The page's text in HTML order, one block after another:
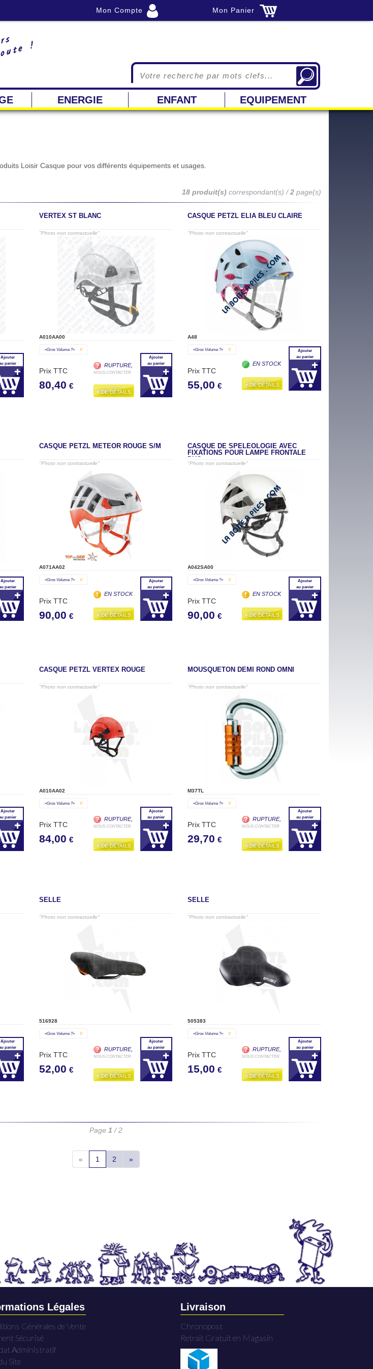
Mon Compte Mon Panier
!
ENERGIE ENFANT EQUIPEMENT
Loisir Casque pour vos différents équipements et usages.
18 produit(s) correspondant(s) /2 page(s)
Ajouter
panier
VERTEX ST BLANC
"Photo non contractuelle"
A010AA00
«gros Volume ?» V
Prix TTC
80,40 €
RUPTURE,
NOUS CONTACTER
+ DE DÉTAILS
Ajouter
au panier
CASQUE PETZL ELIA BLEU CLAIRE
"Photo non contractuelle"
A48
«gros Volume ?» V
Prix TTC
55,00 €
EN STOCK
+ DE DÉTAILS
Ajouter
au panier
Ajouter
panier
CASQUE PETZL METEOR ROUGE S/M
"Photo non contractuelle"
A071AA02
«gros Volume ?» V
Prix TTC
90,00 €
EN STOCK
+ DE DÉTAILS
Ajouter
au panier
CASQUE DE SPÉLÉOLOGIE AVEC
FIXATIONS POUR LAMPE FRONTALE
"Photo non contractuelle"
A042SA00
«gros Volume ?» V
Prix TTC
90,00 €
EN STOCK
+ DE DÉTAILS
Ajouter
au panier
Ajouter
panier
CASQUE PETZL VERTEX ROUGE
"Photo non contractuelle"
A010AA02
«gros Volume ?» V
Prix TTC
84,00 €
RUPTURE,
NOUS CONTACTER
+ DE DÉTAILS
Ajouter
au panier
MOUSQUETON DEMI ROND OMNI
"Photo non contractuelle"
M37TL
«gros Volume ?» V
Prix TTC
29,70 €
RUPTURE,
NOUS CONTACTER
+ DE DÉTAILS
Ajouter
au panier
Ajouter
panier
SELLE
"Photo non contractuelle"
516928
«gros Volume ?» V
Prix TTC
52,00 €
RUPTURE,
NOUS CONTACTER
+ DE DÉTAILS
Ajouter
au panier
SELLE
"Photo non contractuelle"
505383
«gros Volume ?» V
Prix TTC
15,00 €
RUPTURE,
NOUS CONTACTER
+ DE DÉTAILS
Ajouter
au panier
Page 1 / 2
« 1 2 »
Légales
Générales de Vente
Sécurisé
Administratif
Site
Livraison
Chronopost
Retrait Gratuit en Magasin